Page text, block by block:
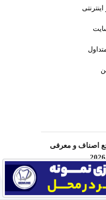
اصناف و معرفی